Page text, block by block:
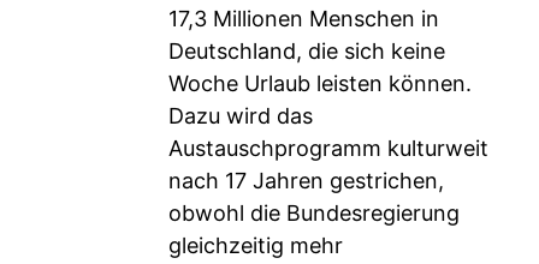
17,3 Millionen Menschen in
Deutschland, die sich keine
Woche Urlaub leisten können.
Dazu wird das
Austauschprogramm kulturweit
nach 17 Jahren gestrichen,
obwohl die Bundesregierung
gleichzeitig mehr